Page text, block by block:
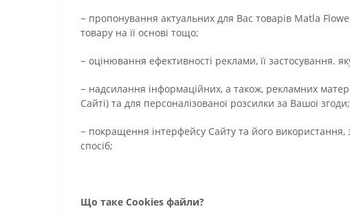
− пропонування актуальних для Вас товарів Matla
товару на її основі тощо;
− оцінювання ефективності реклами, її застосування.
− надсилання інформаційних, а також, рекламних
Сайті) та для персоналізованої розсилки за Вашої згоди;
− покращення інтерфейсу Сайту та його
спосіб;
Що таке Cookies файли?